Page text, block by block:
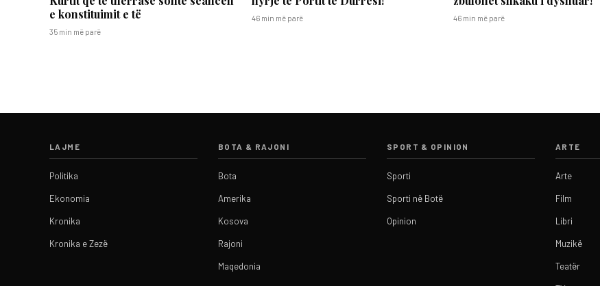
e konstituimit e të
35 min më parë
46 min më parë 46 min më parë
LAJME
Politika
Ekonomia
Kronika
Kronika e Zezë
BOTA & RAJONI
Bota
Amerika
Kosova
Rajoni
Maqedonia
SPORT & OPINION
Sporti
Sporti në Botë
Opinion
ARTE
Arte
Film
Libri
Muzikë
Teatër